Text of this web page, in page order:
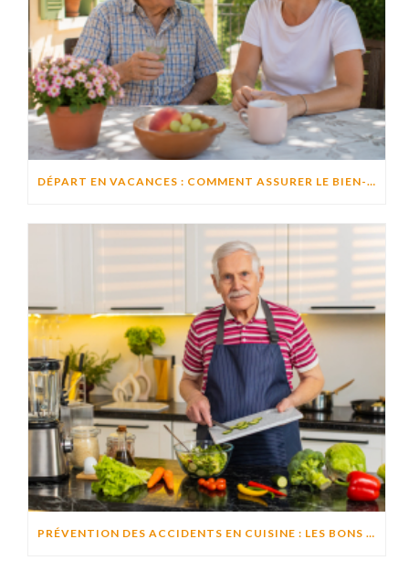
DÉPART EN VACANCES : COMMENT ASSURER LE BIEN-ÊTRE D’UN PROCHE RESTÉ À DOMICILE ?
PRÉVENTION DES ACCIDENTS EN CUISINE : LES BONS RÉFLEXES POUR CUISINER EN TOUTE SÉCURITÉ